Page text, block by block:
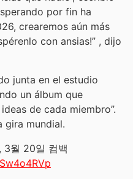
por fin ha
crearemos aún más
con ansias!” , dijo
junta en el estudio
un álbum que
de cada miembro”.
gira mundial.
, 3월 20일 컴백